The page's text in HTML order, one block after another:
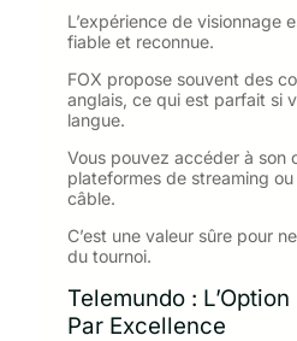
L’expérience de visionnage
fiable et reconnue.
FOX propose souvent des
anglais, ce qui est parfait si
langue.
Vous pouvez accéder à son
plateformes de streaming
câble.
C’est une valeur sûre pour
du tournoi.
Telemundo :
Par Excellence